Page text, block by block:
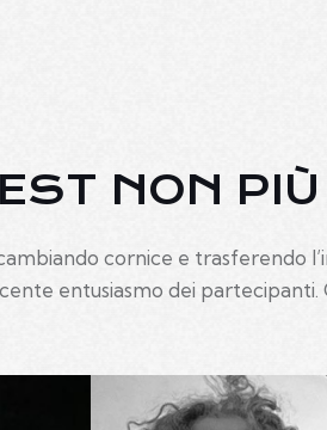
NON
cornice e trasferendo
entusiasmo dei